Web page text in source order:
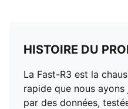
HISTOIRE DU
La Fast-R3 est la
rapide que nous
par des données,